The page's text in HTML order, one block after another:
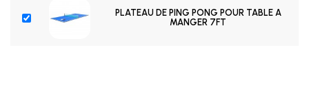
PLATEAU DE PING PONG POUR TABLE A
MANGER 7FT